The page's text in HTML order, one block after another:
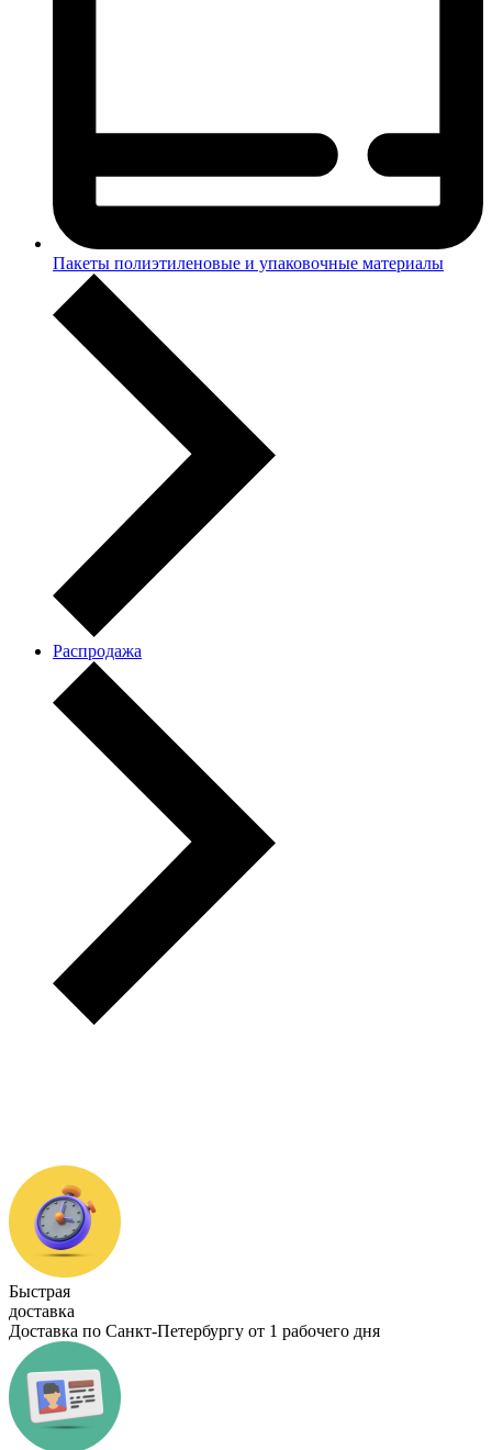
Пакеты полиэтиленовые и упаковочные материалы
Распродажа
Быстрая
доставка
Доставка по Санкт-Петербургу от 1 рабочего дня